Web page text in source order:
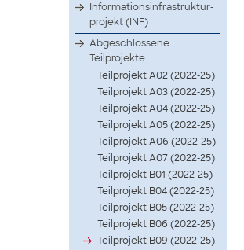
Infor­matio­nsinf­rastr­uktur­
proje­kt (INF)
Abgeschlossene
Teilprojekte
Teilprojekt A02 (2022-25)
Teilprojekt A03 (2022-25)
Teilprojekt A04 (2022-25)
Teilprojekt A05 (2022-25)
Teilprojekt A06 (2022-25)
Teilprojekt A07 (2022-25)
Teilprojekt B01 (2022-25)
Teilprojekt B04 (2022-25)
Teilprojekt B05 (2022-25)
Teilprojekt B06 (2022-25)
Teilprojekt B09 (2022-25)